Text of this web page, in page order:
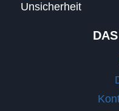
Unsicherheit